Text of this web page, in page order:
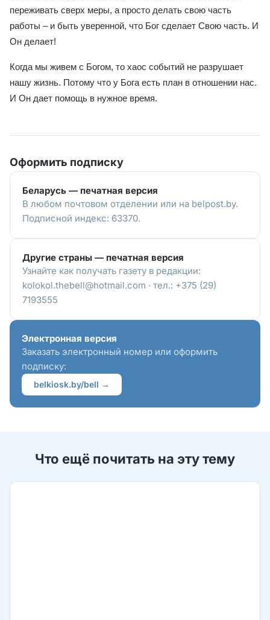
переживать сверх меры, а просто делать свою часть
работы – и быть уверенной, что Бог сделает Свою часть. И
Он делает!
Когда мы живем с Богом, то хаос событий не разрушает
нашу жизнь. Потому что у Бога есть план в отношении нас.
И Он дает помощь в нужное время.
Оформить подписку
Беларусь — печатная версия
В любом почтовом отделении или на belpost.by.
Подписной индекс: 63370.
Другие страны — печатная версия
Узнайте как получать газету в редакции:
kolokol.thebell@hotmail.com · тел.: +375 (29)
7193555
Электронная версия
Заказать электронный номер или оформить
подписку:
belkiosk.by/bell →
Что ещё почитать на эту тему